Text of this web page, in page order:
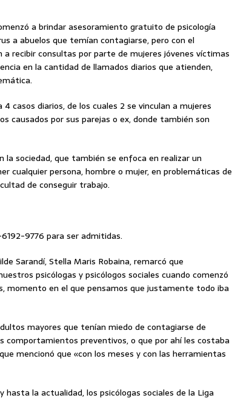
a brindar asesoramiento gratuito de psicología
a abuelos que temían contagiarse, pero con el
recibir consultas por parte de mujeres jóvenes víctimas
en la cantidad de llamados diarios que atienden,
casos diarios, de los cuales 2 se vinculan a mujeres
causados por sus parejas o ex, donde también son
sociedad, que también se enfoca en realizar un
cualquier persona, hombre o mujer, en problemáticas de
de conseguir trabajo.
9776 para ser admitidas.
Sarandí, Stella Maris Robaina, remarcó que
psicólogas y psicólogos sociales cuando comenzó
momento en el que pensamos que justamente todo iba
mayores que tenían miedo de contagiarse de
comportamientos preventivos, o que por ahí les costaba
mencionó que «con los meses y con las herramientas
hasta la actualidad, los psicólogas sociales de la Liga